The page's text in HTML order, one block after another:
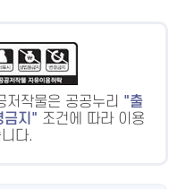
저작물은 공공누리
출
지
조건에 따라 이용
다.